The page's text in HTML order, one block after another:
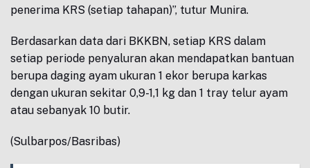
penerima KRS (setiap tahapan)”, tutur Munira.
Berdasarkan data dari BKKBN, setiap KRS dalam
setiap periode penyaluran akan mendapatkan bantuan
berupa daging ayam ukuran 1 ekor berupa karkas
dengan ukuran sekitar 0,9-1,1 kg dan 1 tray telur ayam
atau sebanyak 10 butir.
(Sulbarpos/Basribas)